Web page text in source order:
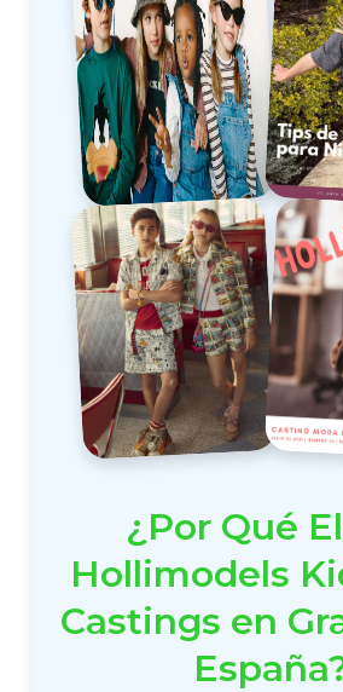
¿Por Qué
Hollimodels
Castings en